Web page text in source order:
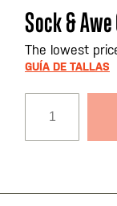
Saltar
al
comienzo
de
imágenes
Sock &
The lowest
GUÍA DE TALLAS